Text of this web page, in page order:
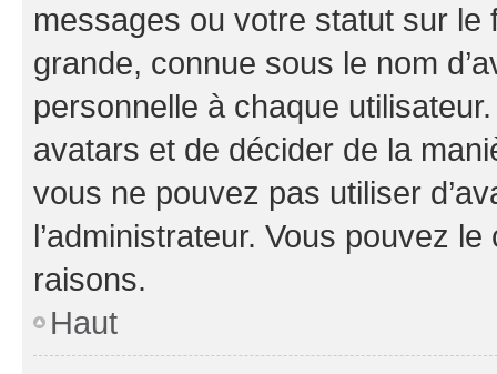
messages ou votre statut sur
grande, connue sous le nom
personnelle à chaque utilisateur.
avatars et de décider de la
vous ne pouvez pas utiliser
l’administrateur. Vous pouvez
raisons.
Haut